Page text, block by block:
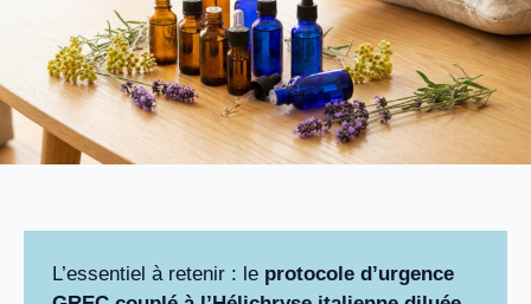
L’essentiel à retenir : le protocole d’urgence